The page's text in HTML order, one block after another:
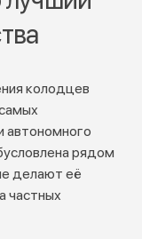
колодцев
автономного
рядом
делают её
частных